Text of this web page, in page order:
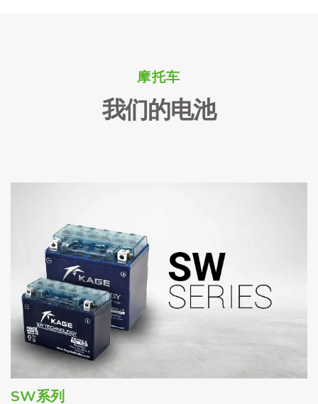
摩托车
我们的电池
SW系列